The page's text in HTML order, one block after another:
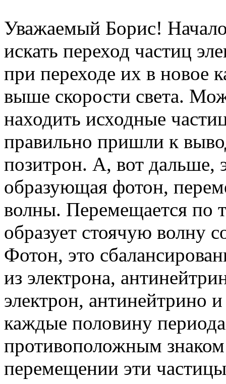
Уважаемый Борис!
искать переход частиц
при переходе их в новое
выше скорости света.
находить исходные
правильно пришли к
позитрон. А, вот дальше,
образующая фотон,
волны. Перемещается по
образует стоячую волну
Фотон, это
из электрона,
электрон, антинейтрино
каждые половину
противоположным
перемещении эти